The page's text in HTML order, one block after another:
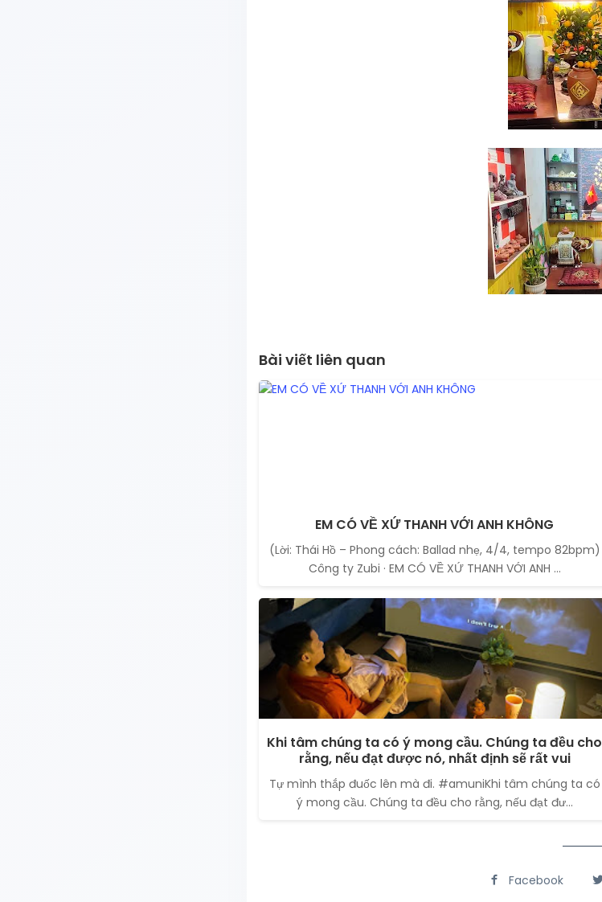
Bài viết liên quan
EM CÓ VỀ XỨ THANH VỚI ANH KHÔNG
(Lời: Thái Hồ – Phong cách: Ballad nhẹ, 4/4, tempo 82bpm)
Công ty Zubi · EM CÓ VỀ XỨ THANH VỚI ANH ...
Khi tâm chúng ta có ý mong cầu. Chúng ta đều cho
rằng, nếu đạt được nó, nhất định sẽ rất vui
Tự mình thắp đuốc lên mà đi. #amuniKhi tâm chúng ta có
ý mong cầu. Chúng ta đều cho rằng, nếu đạt đư...
Facebook